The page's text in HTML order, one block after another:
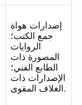
إصدارات هواة
جمع الكتب؛
الروايات
المصورة ذات
الطابع الفني؛
الإصدارات ذات
الغلاف المقوى.